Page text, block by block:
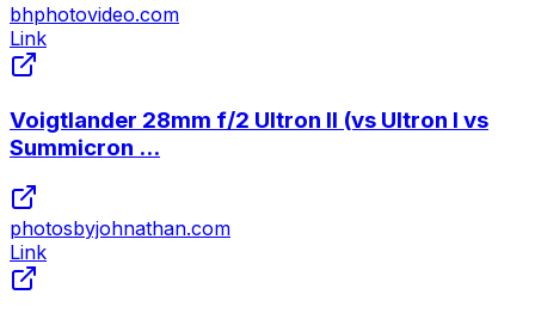
bhphotovideo.com
Link
Voigtlander 28mm f/2 Ultron II (vs Ultron I vs
Summicron ...
photosbyjohnathan.com
Link